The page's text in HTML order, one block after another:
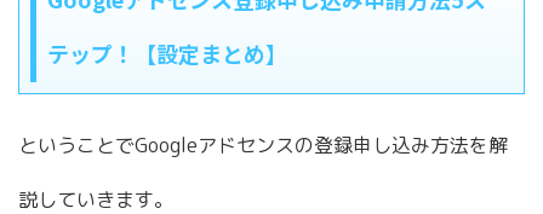
テップ！【設定まとめ】
ということでGoogleアドセンスの登録申し込み方法を解
説していきます。